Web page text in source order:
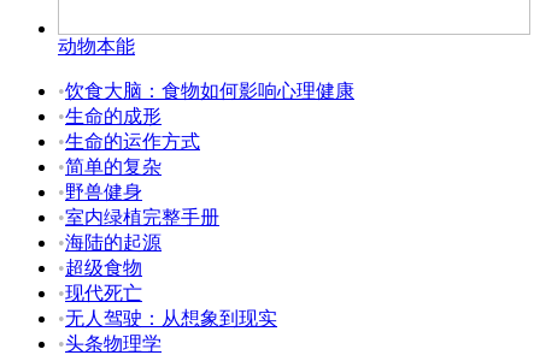
动物本能
•饮食大脑：食物如何影响心理健康
•生命的成形
•生命的运作方式
•简单的复杂
•野兽健身
•室内绿植完整手册
•海陆的起源
•超级食物
•现代死亡
•无人驾驶：从想象到现实
•头条物理学